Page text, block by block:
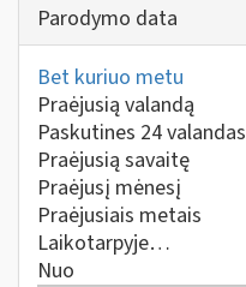
Parodymo data
Bet kuriuo metu
Praėjusią valandą
Paskutines 24 valandas
Praėjusią savaitę
Praėjusį mėnesį
Praėjusiais metais
Laikotarpyje…
Nuo